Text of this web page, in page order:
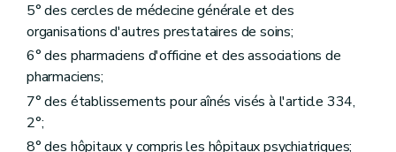
5° des cercles de médecine générale et des
organisations d'autres prestataires de soins;
6° des pharmaciens d'officine et des associations de
pharmaciens;
7° des établissements pour aînés visés à l'article 334,
2°;
8° des hôpitaux y compris les hôpitaux psychiatriques;